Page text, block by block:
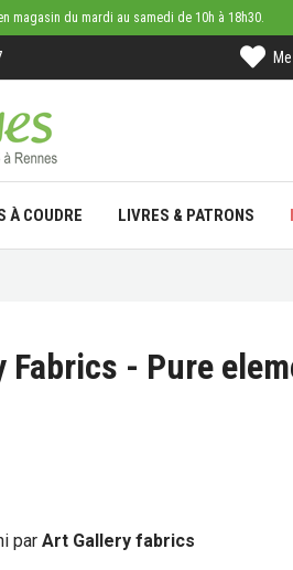
magasin du mardi au samedi de 10h à 18h30.
À COUDRE LIVRES & PATRONS
Fabrics - Pure
par Art Gallery fabrics